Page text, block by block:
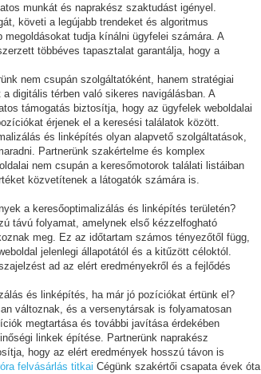
munkát és naprakész szaktudást igényel.
követi a legújabb trendeket és algoritmus
tudja kínálni ügyfelei számára. A
többéves tapasztalat garantálja, hogy a
nem csupán szolgáltatóként, hanem stratégiai
digitális térben való sikeres navigálásban. A
támogatás biztosítja, hogy az ügyfelek weboldalai
érjenek el a keresési találatok között.
és linképítés olyan alapvető szolgáltatások,
Partnerünk szakértelme és komplex
nem csupán a keresőmotorok találati listáiban
közvetítenek a látogatók számára is.
a keresőoptimalizálás és linképítés területén?
távú folyamat, amelynek első kézzelfogható
meg. Ez az időtartam számos tényezőtől függ,
jelenlegi állapotától és a kitűzött céloktól.
ad az elért eredményekről és a fejlődés
és linképítés, ha már jó pozíciókat értünk el?
változnak, és a versenytársak is folyamatosan
megtartása és további javítása érdekében
linkek építése. Partnerünk naprakész
hogy az elért eredmények hosszú távon is
felvásárlás titkai Cégünk szakértői csapata évek óta